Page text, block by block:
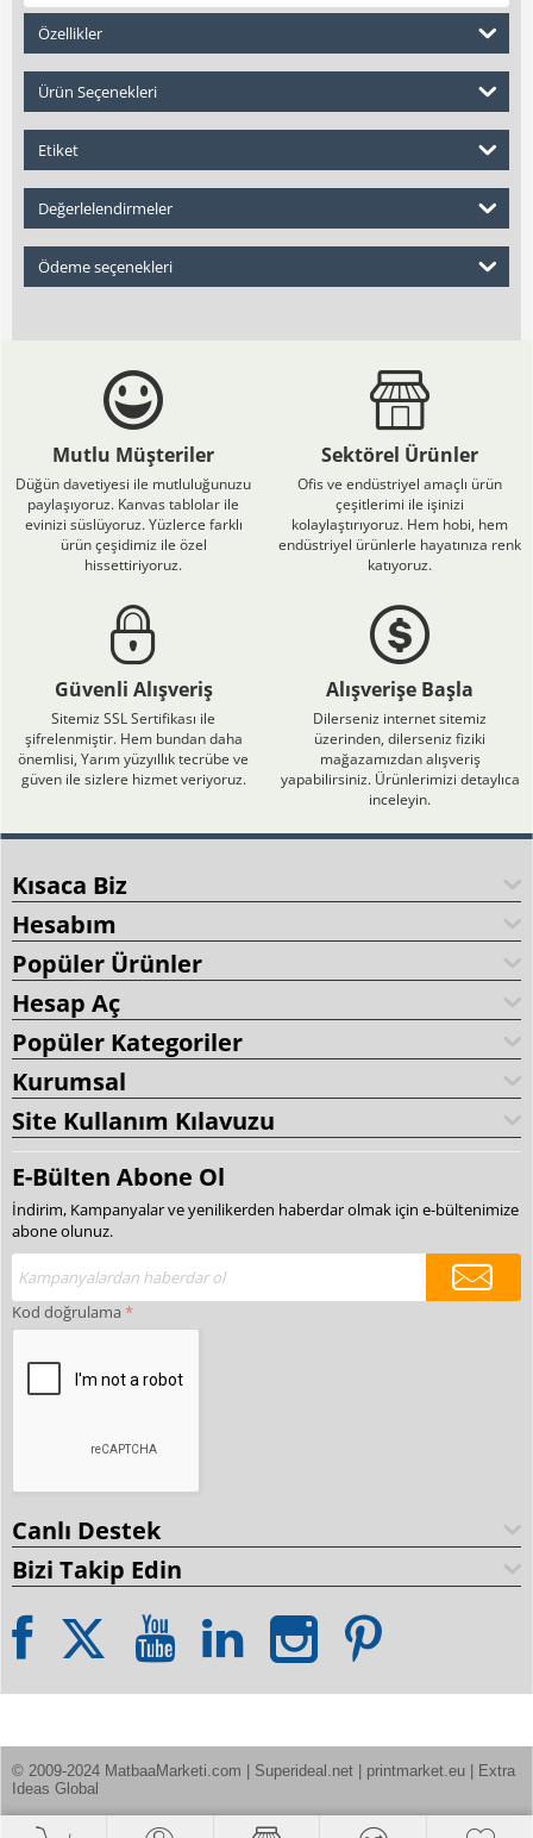
Özellikler
Ürün Seçenekleri
Etiket
Değerlelendirmeler
Ödeme seçenekleri
Mutlu Müşteriler
Düğün davetiyesi ile mutluluğunuzu
paylaşıyoruz. Kanvas tablolar ile
evinizi süslüyoruz. Yüzlerce farklı
ürün çeşidimiz ile özel
hissettiriyoruz.
Sektörel Ürünler
Ofis ve endüstriyel amaçlı ürün
çeşitlerimi ile işinizi
kolaylaştırıyoruz. Hem hobi, hem
endüstriyel ürünlerle hayatınıza renk
katıyoruz.
Güvenli Alışveriş
Sitemiz SSL Sertifikası ile
şifrelenmiştir. Hem bundan daha
önemlisi, Yarım yüzyıllık tecrübe ve
güven ile sizlere hizmet veriyoruz.
Alışverişe Başla
Dilerseniz internet sitemiz
üzerinden, dilerseniz fiziki
mağazamızdan alışveriş
yapabilirsiniz. Ürünlerimizi detaylıca
inceleyin.
Kısaca Biz
Hesabım
Popüler Ürünler
Hesap Aç
Popüler Kategoriler
Kurumsal
Site Kullanım Kılavuzu
E-Bülten Abone Ol
İndirim, Kampanyalar ve yenilikerden haberdar olmak için e-bültenimize
abone olunuz.
Kod doğrulama
Canlı Destek
Bizi Takip Edin
© 2009-2024 MatbaaMarketi.com | Superideal.net | printmarket.eu | Extra
Ideas Global